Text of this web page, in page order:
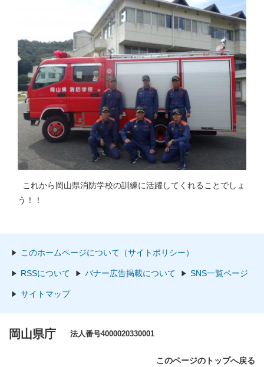
これから岡山県消防学校の訓練に活躍してくれることでしょ
う！！
このホームページについて（サイトポリシー）
RSSについて バナー広告掲載について SNS一覧ページ
サイトマップ
岡山県庁 法人番号4000020330001
このページのトップへ戻る